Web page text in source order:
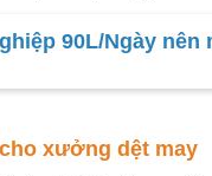
90L/Ngày nên
xưởng dệt may